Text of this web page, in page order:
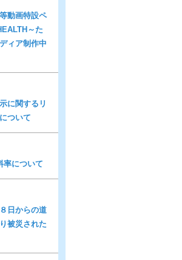
動画特設ペ
～た
ィア制作中
に関するリ
ついて
率について
日からの道
被災された